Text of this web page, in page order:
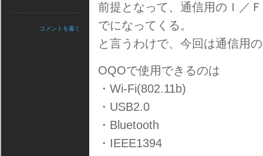
前提となって、通信用のＩ／
でになってくる。
と言うわけで、今回は通信用
OQOで使用できるのは
・Wi-Fi(802.11b)
・USB2.0
・Bluetooth
・IEEE1394
コメントを書く